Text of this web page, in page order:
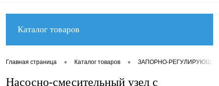
Каталог товаров
Главная страница • Каталог товаров • ЗАПОРНО-
Насосно-смесительный узел с